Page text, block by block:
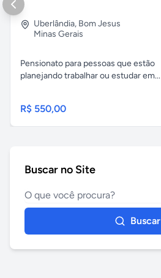
Uberlândia, Bom Jesus
Minas Gerais
Pensionato para pessoas que estão
planejando trabalhar ou estudar em...
R$ 550,00
Buscar no Site
Buscar